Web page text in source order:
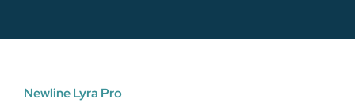
Newline Lyra Pro